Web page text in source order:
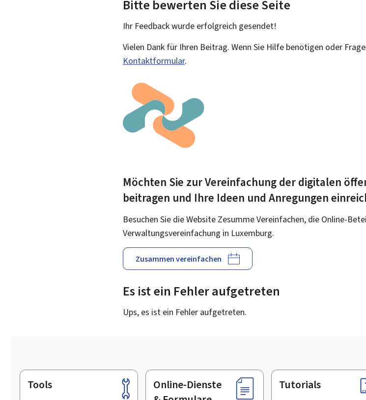
Bitte bewerten Sie diese Seite
Ihr Feedback wurde erfolgreich gesendet!
Vielen Dank für Ihren Beitrag. Wenn Sie Hilfe benötigen oder
Kontaktformular.
Möchten Sie zur Vereinfachung der digitalen
beitragen und Ihre Ideen und Anregungen
Besuchen Sie die Website Zesumme Vereinfachen, die Online-
Verwaltungsvereinfachung in Luxemburg.
Zusammen vereinfachen
Es ist ein Fehler aufgetreten
Ups, es ist ein Fehler aufgetreten.
Footer
Tools
Online-Dienste
Tutorials